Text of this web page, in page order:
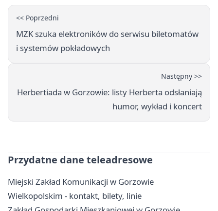
<< Poprzedni
MZK szuka elektroników do serwisu biletomatów
i systemów pokładowych
Następny >>
Herbertiada w Gorzowie: listy Herberta odsłaniają
humor, wykład i koncert
Przydatne dane teleadresowe
Miejski Zakład Komunikacji w Gorzowie
Wielkopolskim - kontakt, bilety, linie